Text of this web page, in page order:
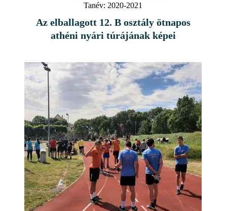
Tanév: 2020-2021
Az elballagott 12. B osztály ötnapos
athéni nyári túrájának képei